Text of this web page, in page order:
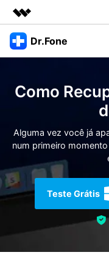
Produtos em destaque
Visão geral
Sobre nós
Sala de imprensa
Dr.Fone
Veja Toolkit Completo >
Para PC
Para Celular
Online
Guia & Suporte
Ações rápidas
Dicas
Centro de Ajuda
Recursos
Transferir Dados
Gerenciador de dados
Como
Alguma vez você já
num primeiro
Teste Grátis